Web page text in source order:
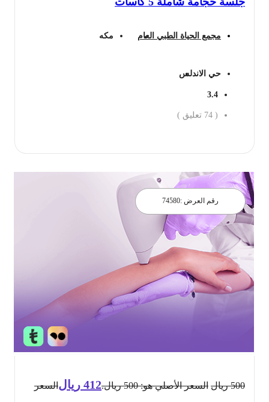
مجمع الحياة الطبي العام مكه
حي الاندلس
3.4
74 تعليق )
رقم العرض : 74580
ريال السعر الأصلي هو: 500 ريال. 412 ريالالسعر